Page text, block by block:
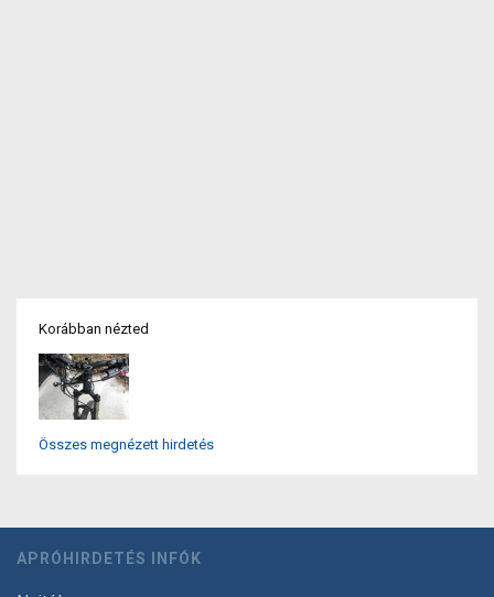
Korábban nézted
Összes megnézett hirdetés
APRÓHIRDETÉS INFÓK